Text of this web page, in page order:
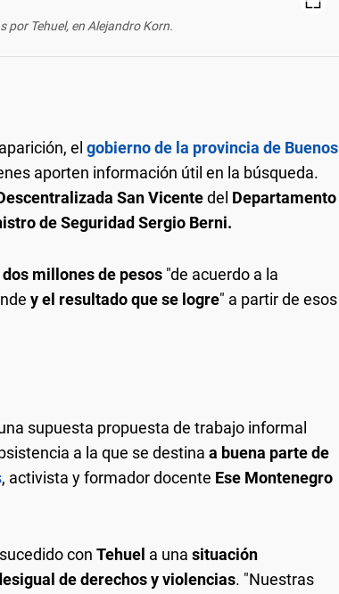
por Tehuel, en Alejandro Korn.
el gobierno de la provincia de Buenos
aporten información útil en la búsqueda.
San Vicentedel Departamento
de Seguridad Sergio Berni.
millones de pesos "de acuerdo a la
y el resultado que se logre" a partir de esos
supuesta propuesta de trabajo informal
a la que se destina a buena parte de
, activista y formador docente Ese Montenegro
con Tehuel a una situación
de derechos y violencias. "Nuestras